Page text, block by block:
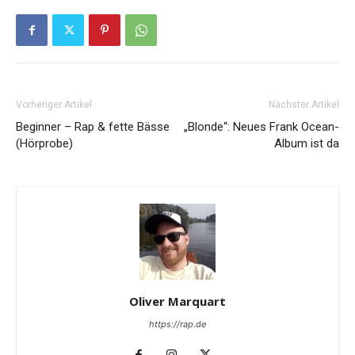
Vorheriger Artikel
Beginner – Rap & fette Bässe
(Hörprobe)
Nächster Artikel
„Blonde“: Neues Frank Ocean-
Album ist da
Oliver Marquart
https://rap.de